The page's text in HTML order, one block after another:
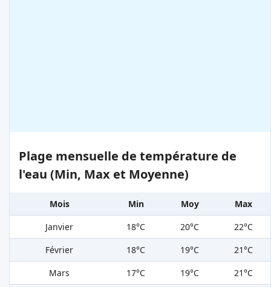
Plage mensuelle de température de
l'eau (Min, Max et Moyenne)
Mois Min Moy
Max
Janvier
18°C 20°C
22°C
Février
18°C 19°C
21°C
Mars
17°C 19°C
21°C